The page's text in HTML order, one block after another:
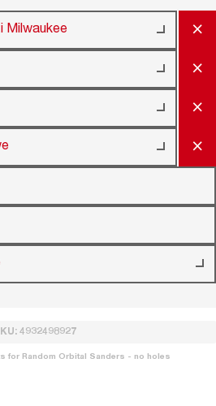
Milwaukee ×
×
×
×
4932498927
for Random Orbital Sanders - no holes